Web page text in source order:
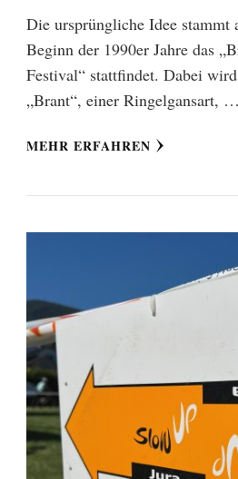
Die ursprüngliche Idee stammt
Beginn der 1990er Jahre das
Festival“ stattfindet. Dabei
„Brant“, einer Ringelgansart, …
MEHR ERFAHREN